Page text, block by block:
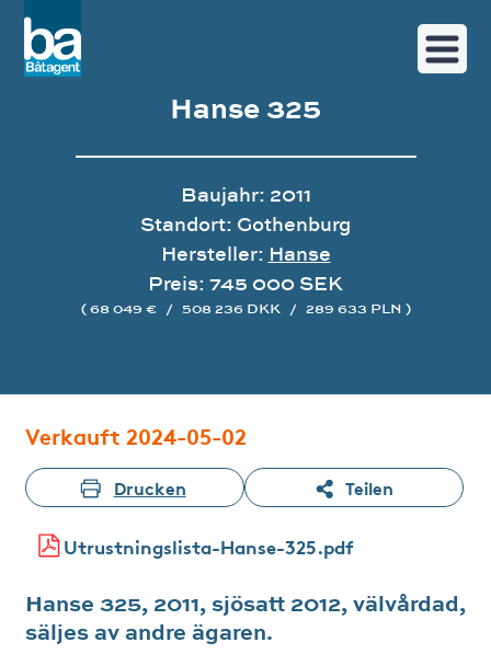
Hanse 325
Baujahr: 2011
Standort: Gothenburg
Hersteller: Hanse
Preis: 745 000 SEK
( 68 049 € / 508 236 DKK / 289 633 PLN )
Verkauft 2024-05-02
Drucken Teilen
Utrustningslista-Hanse-325.pdf
Hanse 325, 2011, sjösatt 2012, välvårdad,
säljes av andre ägaren.